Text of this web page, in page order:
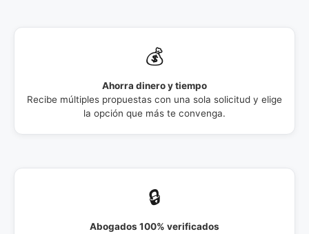
💰
Ahorra dinero y tiempo
Recibe múltiples propuestas con una sola solicitud y elige
la opción que más te convenga.
🔒
Abogados 100% verificados